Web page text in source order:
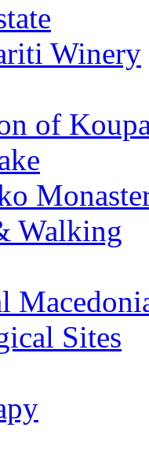
Winery
of
Walking
Sites